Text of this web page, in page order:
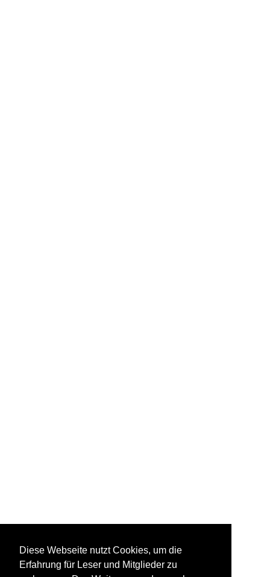
Diese Webseite nutzt Cookies, um die
Erfahrung für Leser und Mitglieder zu